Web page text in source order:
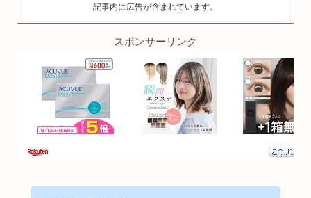
記事内に広告が含まれています。
スポンサーリンク